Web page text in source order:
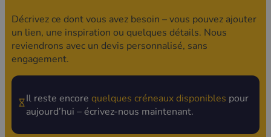
Décrivez ce dont vous avez besoin – vous pouvez ajouter
un lien, une inspiration ou quelques détails. Nous
reviendrons avec un devis personnalisé, sans
engagement.
Il reste encorequelques créneaux disponibles pour
aujourd’hui – écrivez-nous maintenant.